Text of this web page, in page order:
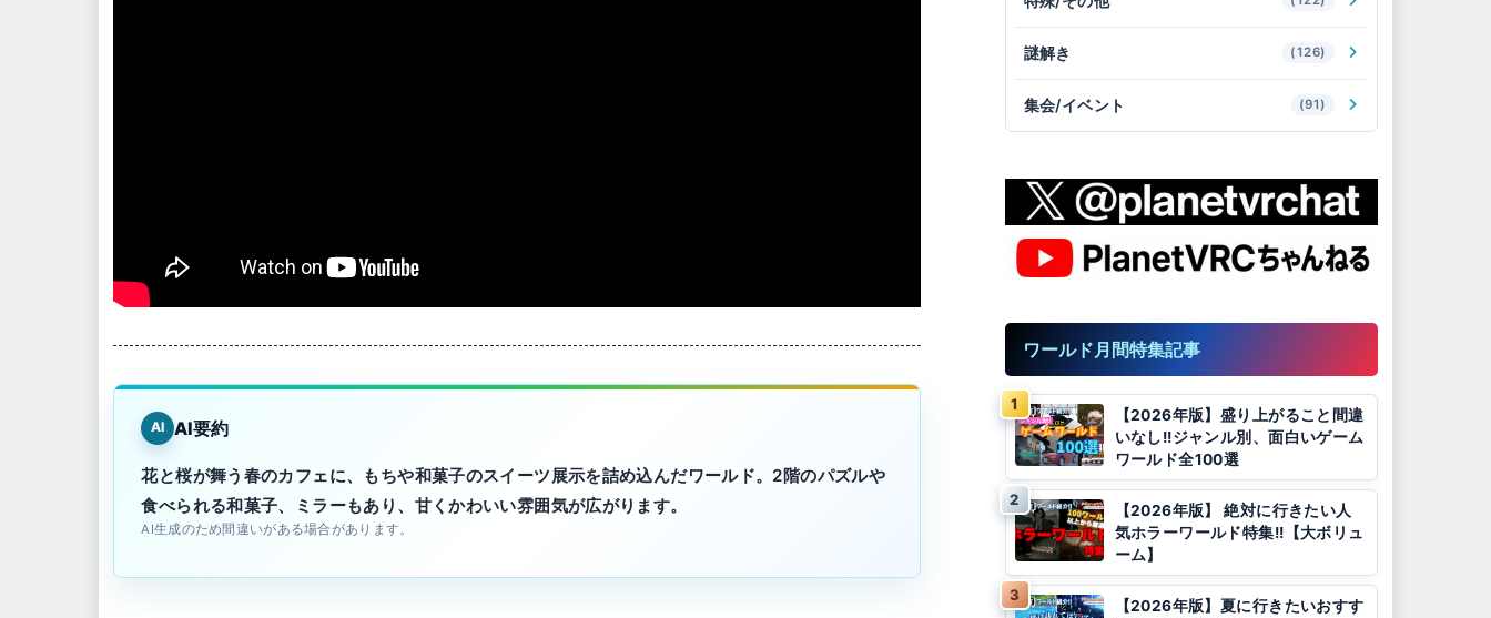
AI AI要約
花と桜が舞う春のカフェに、もちや和菓子のスイーツ展示を詰め込んだワールド。2階のパズルや
食べられる和菓子、ミラーもあり、甘くかわいい雰囲気が広がります。
AI生成のため間違いがある場合があります。
謎解き (126)
集会/イベント (91)
ワールド月間特集記事
【2026年版】盛り上がること間違
いなし!!ジャンル別、面白いゲーム
ワールド全100選
【2026年版】 絶対に行きたい人
気ホラーワールド特集!!【大ボリュ
ーム】
【2026年版】夏に行きたいおすす